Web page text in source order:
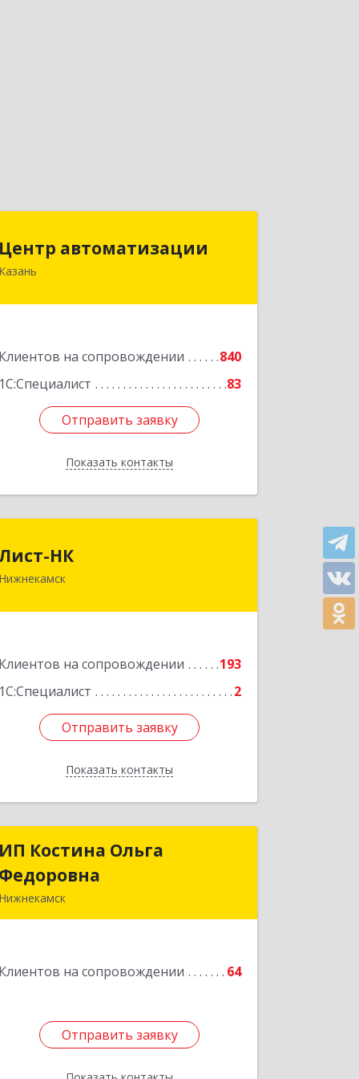
Центр автоматизации
Казань
Клиентов на сопровождении
840
1С:Специалист
83
Отправить заявку
Показать контакты
420133, Татарстан Респ, Казань г,
Отправить заявку
Назад
НК
Нижнекамск
Клиентов на сопровождении
193
1С:Специалист
2
Отправить заявку
Показать контакты
Подробнее
Отправить заявку
Назад
ИП Костина Ольга
Федоровна
Нижнекамск
Клиентов на сопровождении 64
Отправить заявку
ИП Костина Ольга
Отправить заявку